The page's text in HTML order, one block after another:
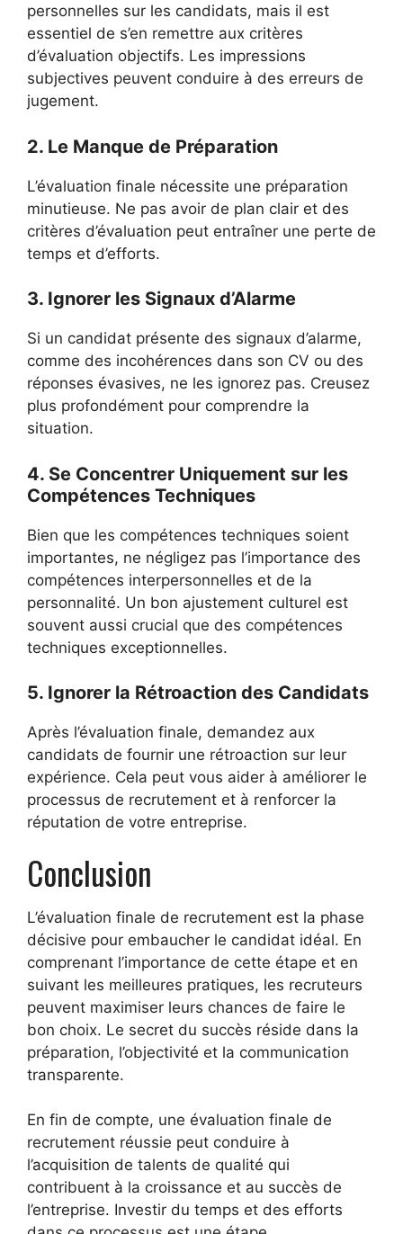
personnelles sur les candidats, mais il est
essentiel de s’en remettre aux critères
d’évaluation objectifs. Les impressions
subjectives peuvent conduire à des erreurs de
jugement.
2. Le Manque de Préparation
L’évaluation finale nécessite une préparation
minutieuse. Ne pas avoir de plan clair et des
critères d’évaluation peut entraîner une perte de
temps et d’efforts.
3. Ignorer les Signaux d’Alarme
Si un candidat présente des signaux d’alarme,
comme des incohérences dans son CV ou des
réponses évasives, ne les ignorez pas. Creusez
plus profondément pour comprendre la
situation.
4. Se Concentrer Uniquement sur les
Compétences Techniques
Bien que les compétences techniques soient
importantes, ne négligez pas l’importance des
compétences interpersonnelles et de la
personnalité. Un bon ajustement culturel est
souvent aussi crucial que des compétences
techniques exceptionnelles.
5. Ignorer la Rétroaction des Candidats
Après l’évaluation finale, demandez aux
candidats de fournir une rétroaction sur leur
expérience. Cela peut vous aider à améliorer le
processus de recrutement et à renforcer la
réputation de votre entreprise.
Conclusion
L’évaluation finale de recrutement est la phase
décisive pour embaucher le candidat idéal. En
comprenant l’importance de cette étape et en
suivant les meilleures pratiques, les recruteurs
peuvent maximiser leurs chances de faire le
bon choix. Le secret du succès réside dans la
préparation, l’objectivité et la communication
transparente.
En fin de compte, une évaluation finale de
recrutement réussie peut conduire à
l’acquisition de talents de qualité qui
contribuent à la croissance et au succès de
l’entreprise. Investir du temps et des efforts